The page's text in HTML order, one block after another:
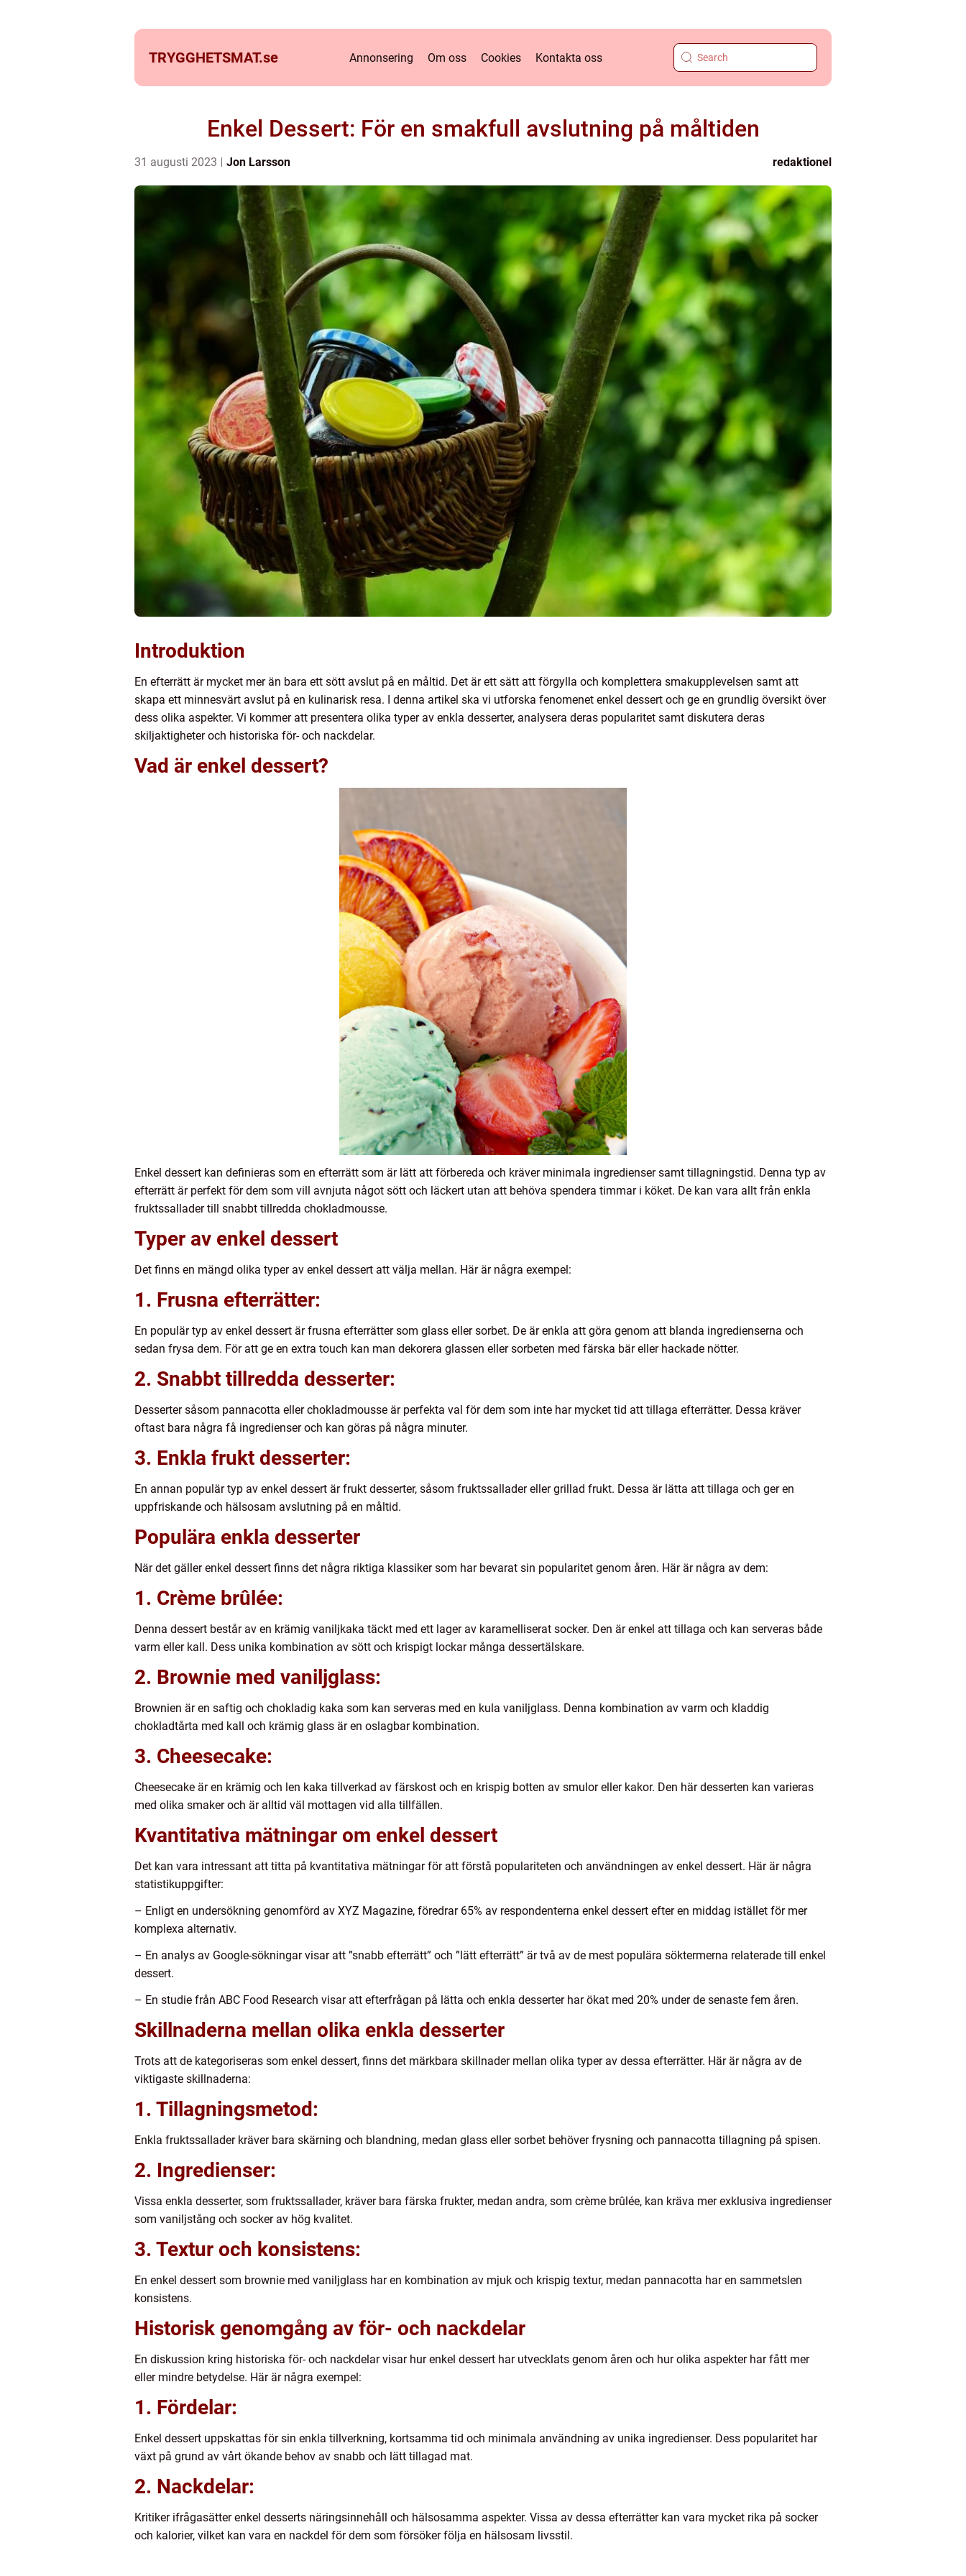
TRYGGHETSMAT.se Annonsering Om oss Cookies Kontakta oss
Enkel Dessert: För en smakfull avslutning på måltiden
31 augusti 2023 Jon Larsson redaktionel
Introduktion
En efterrätt är mycket mer än bara ett sött avslut på en måltid. Det är ett sätt att förgylla och komplettera smakupplevelsen samt att
skapa ett minnesvärt avslut på en kulinarisk resa. I denna artikel ska vi utforska fenomenet enkel dessert och ge en grundlig översikt över
dess olika aspekter. Vi kommer att presentera olika typer av enkla desserter, analysera deras popularitet samt diskutera deras
skiljaktigheter och historiska för- och nackdelar.
Vad är enkel dessert?
Enkel dessert kan definieras som en efterrätt som är lätt att förbereda och kräver minimala ingredienser samt tillagningstid. Denna typ av
efterrätt är perfekt för dem som vill avnjuta något sött och läckert utan att behöva spendera timmar i köket. De kan vara allt från enkla
fruktssallader till snabbt tillredda chokladmousse.
Typer av enkel dessert
Det finns en mängd olika typer av enkel dessert att välja mellan. Här är några exempel:
1. Frusna efterrätter:
En populär typ av enkel dessert är frusna efterrätter som glass eller sorbet. De är enkla att göra genom att blanda ingredienserna och
sedan frysa dem. För att ge en extra touch kan man dekorera glassen eller sorbeten med färska bär eller hackade nötter.
2. Snabbt tillredda desserter:
Desserter såsom pannacotta eller chokladmousse är perfekta val för dem som inte har mycket tid att tillaga efterrätter. Dessa kräver
oftast bara några få ingredienser och kan göras på några minuter.
3. Enkla frukt desserter:
En annan populär typ av enkel dessert är frukt desserter, såsom fruktssallader eller grillad frukt. Dessa är lätta att tillaga och ger en
uppfriskande och hälsosam avslutning på en måltid.
Populära enkla desserter
När det gäller enkel dessert finns det några riktiga klassiker som har bevarat sin popularitet genom åren. Här är några av dem:
1. Crème brûlée:
Denna dessert består av en krämig vaniljkaka täckt med ett lager av karamelliserat socker. Den är enkel att tillaga och kan serveras både
varm eller kall. Dess unika kombination av sött och krispigt lockar många dessertälskare.
2. Brownie med vaniljglass:
Brownien är en saftig och chokladig kaka som kan serveras med en kula vaniljglass. Denna kombination av varm och kladdig
chokladtårta med kall och krämig glass är en oslagbar kombination.
3. Cheesecake:
Cheesecake är en krämig och len kaka tillverkad av färskost och en krispig botten av smulor eller kakor. Den här desserten kan varieras
med olika smaker och är alltid väl mottagen vid alla tillfällen.
Kvantitativa mätningar om enkel dessert
Det kan vara intressant att titta på kvantitativa mätningar för att förstå populariteten och användningen av enkel dessert. Här är några
statistikuppgifter:
– Enligt en undersökning genomförd av XYZ Magazine, föredrar 65% av respondenterna enkel dessert efter en middag istället för mer
komplexa alternativ.
– En analys av Google-sökningar visar att ”snabb efterrätt” och ”lätt efterrätt” är två av de mest populära söktermerna relaterade till enkel
dessert.
– En studie från ABC Food Research visar att efterfrågan på lätta och enkla desserter har ökat med 20% under de senaste fem åren.
Skillnaderna mellan olika enkla desserter
Trots att de kategoriseras som enkel dessert, finns det märkbara skillnader mellan olika typer av dessa efterrätter. Här är några av de
viktigaste skillnaderna:
1. Tillagningsmetod:
Enkla fruktssallader kräver bara skärning och blandning, medan glass eller sorbet behöver frysning och pannacotta tillagning på spisen.
2. Ingredienser:
Vissa enkla desserter, som fruktssallader, kräver bara färska frukter, medan andra, som crème brûlée, kan kräva mer exklusiva ingredienser
som vaniljstång och socker av hög kvalitet.
3. Textur och konsistens:
En enkel dessert som brownie med vaniljglass har en kombination av mjuk och krispig textur, medan pannacotta har en sammetslen
konsistens.
Historisk genomgång av för- och nackdelar
En diskussion kring historiska för- och nackdelar visar hur enkel dessert har utvecklats genom åren och hur olika aspekter har fått mer
eller mindre betydelse. Här är några exempel:
1. Fördelar:
Enkel dessert uppskattas för sin enkla tillverkning, kortsamma tid och minimala användning av unika ingredienser. Dess popularitet har
växt på grund av vårt ökande behov av snabb och lätt tillagad mat.
2. Nackdelar:
Kritiker ifrågasätter enkel desserts näringsinnehåll och hälsosamma aspekter. Vissa av dessa efterrätter kan vara mycket rika på socker
och kalorier, vilket kan vara en nackdel för dem som försöker följa en hälsosam livsstil.